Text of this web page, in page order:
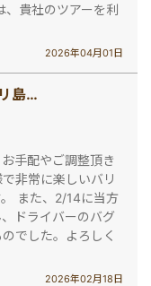
、貴社のツアーを利
2026年04月01日
通常時期 4人乗り車利用プラン(バリ島で車チャーター[4人乗り])
手配やご調整頂き
非常に楽しいバリ
また、2/14に当方
ドライバーのバグ
でした。よろしく
2026年02月18日